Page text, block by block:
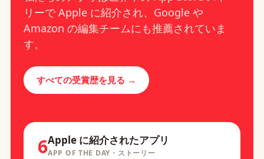
リーで Apple に紹介され、Google や
Amazon の編集チームにも推薦されていま
す。
すべての受賞歴を見る →
6Apple に紹介されたアプリ
APP OF THE DAY・ストーリー